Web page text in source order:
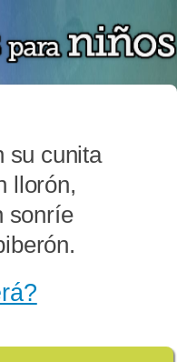
su cunita
llorón,
sonríe